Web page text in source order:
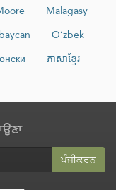
Malagasy
O‘zbek
ភាសាខ្មែរ
ਪੰਜੀਕਰਨ